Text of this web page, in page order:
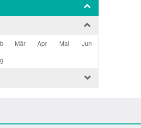
Mär Apr Mai
Jun